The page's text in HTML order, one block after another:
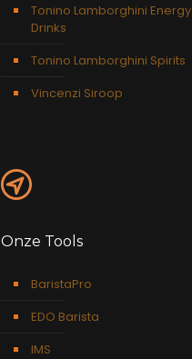
Tonino Lamborghini Energy
Drinks
Tonino Lamborghini Spirits
Vincenzi Siroop
Onze Tools
BaristaPro
EDO Barista
IMS